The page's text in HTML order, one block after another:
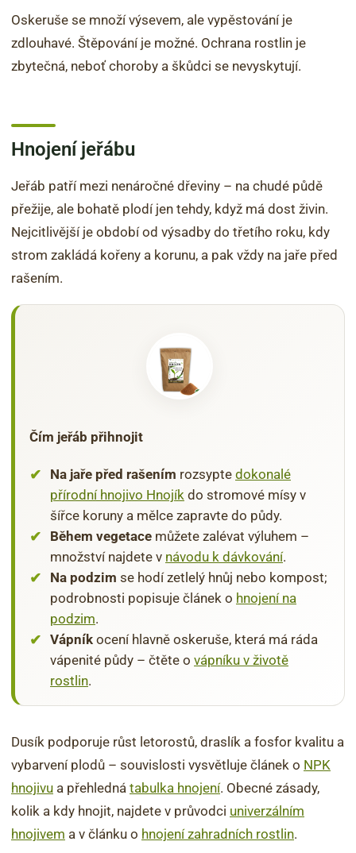
Oskeruše se množí výsevem, ale vypěstování je
zdlouhavé. Štěpování je možné. Ochrana rostlin je
zbytečná, neboť choroby a škůdci se nevyskytují.
Hnojení jeřábu
Jeřáb patří mezi nenáročné dřeviny – na chudé půdě
přežije, ale bohatě plodí jen tehdy, když má dost živin.
Nejcitlivější je období od výsadby do třetího roku, kdy
strom zakládá kořeny a korunu, a pak vždy na jaře před
rašením.
Čím jeřáb přihnojit
Na jaře před rašením rozsypte dokonalé
přírodní hnojivo Hnojík do stromové mísy v
šířce koruny a mělce zapravte do půdy.
Během vegetace můžete zalévat výluhem –
množství najdete v návodu k dávkování.
Na podzim se hodí zetlelý hnůj nebo kompost;
podrobnosti popisuje článek o hnojení na
podzim.
Vápník ocení hlavně oskeruše, která má ráda
vápenité půdy – čtěte o vápníku v životě
rostlin.
Dusík podporuje růst letorostů, draslík a fosfor kvalitu a
vybarvení plodů – souvislosti vysvětluje článek o NPK
hnojivu a přehledná tabulka hnojení. Obecné zásady,
kolik a kdy hnojit, najdete v průvodci univerzálním
hnojivem a v článku o hnojení zahradních rostlin.